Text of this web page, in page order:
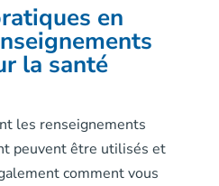
en
la santé
les renseignements
peuvent être utilisés et
comment vous